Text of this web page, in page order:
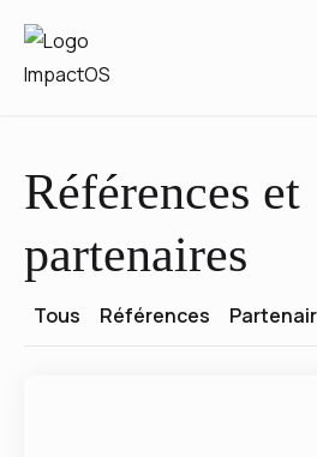
Références et
partenaires
Tous Références